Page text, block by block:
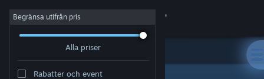
Logga in
Begränsa utifrån pris
Alla priser
Rabatter och event